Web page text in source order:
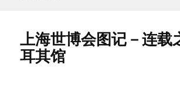
上海世博会图记－连载
耳其馆